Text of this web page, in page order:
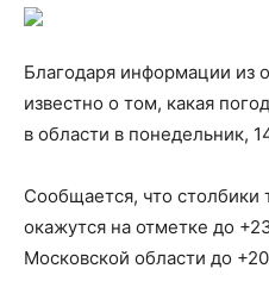
Благодаря информации из
известно о том, какая
в области в понедельник,
Сообщается, что
окажутся на отметке до
Московской области до